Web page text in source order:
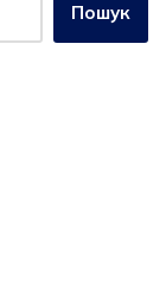
Пошук